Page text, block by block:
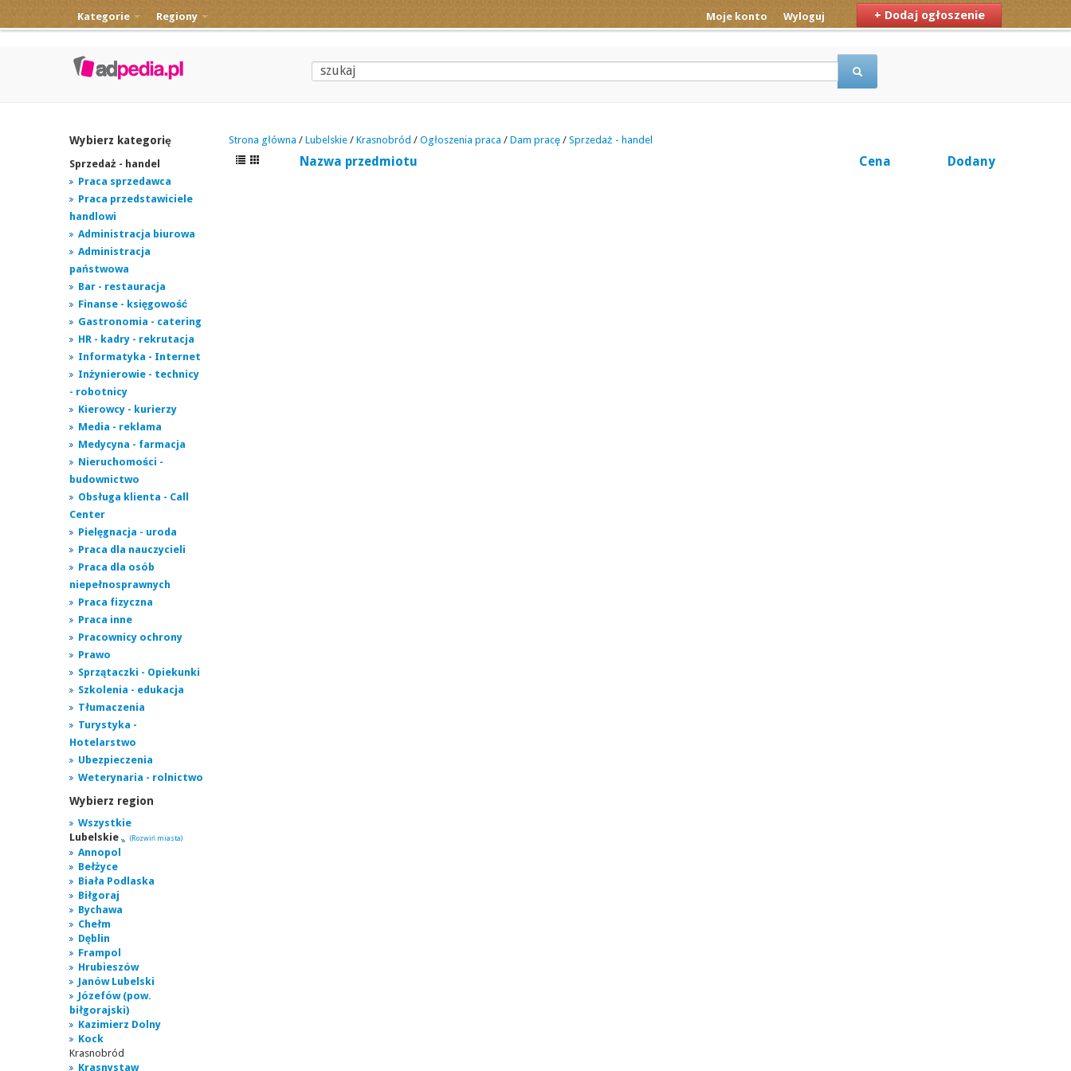
Kategorie Regiony + Dodaj ogłoszenie
Moje konto Wyloguj
Wybierz kategorię
Sprzedaż - handel
Praca sprzedawca
Praca przedstawiciele
handlowi
Administracja biurowa
Administracja
państwowa
Bar - restauracja
Finanse - księgowość
Gastronomia - catering
HR - kadry - rekrutacja
Informatyka - Internet
Inżynierowie - technicy
- robotnicy
Kierowcy - kurierzy
Media - reklama
Medycyna - farmacja
Nieruchomości -
budownictwo
Obsługa klienta - Call
Center
Pielęgnacja - uroda
Praca dla nauczycieli
Praca dla osób
niepełnosprawnych
Praca fizyczna
Praca inne
Pracownicy ochrony
Prawo
Sprzątaczki - Opiekunki
Szkolenia - edukacja
Tłumaczenia
Turystyka -
Hotelarstwo
Ubezpieczenia
Weterynaria - rolnictwo
Wybierz region
Wszystkie
Lubelskie
(Rozwiń miasta)
Annopol
Bełżyce
Biała Podlaska
Biłgoraj
Bychawa
Chełm
Dęblin
Frampol
Hrubieszów
Janów Lubelski
Józefów (pow.
biłgorajski)
Kazimierz Dolny
Kock
Krasnobród
Krasnystaw
Strona główna / Lubelskie / Krasnobród / Ogłoszenia praca / Dam pracę / Sprzedaż - handel
Nazwa przedmiotu Cena Dodany